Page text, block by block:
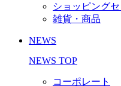
ショッピング
雑貨・商品
NEWS
NEWS TOP
コーポレート